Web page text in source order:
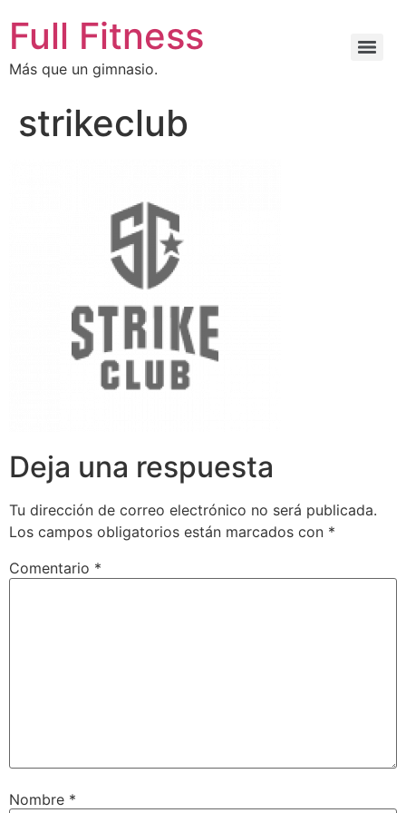
Full Fitness
Más que un gimnasio.
strikeclub
Deja una respuesta
Tu dirección de correo electrónico no será publicada.
Los campos obligatorios están marcados con *
Comentario *
Nombre *